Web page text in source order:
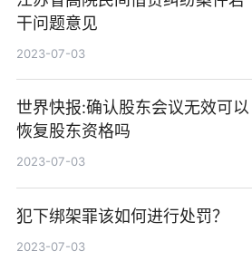
干问题意见
2023-07-03
世界快报:确认股东会议无效可以
恢复股东资格吗
2023-07-03
犯下绑架罪该如何进行处罚？
2023-07-03